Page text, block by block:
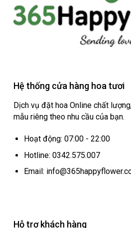
Hệ thống cửa hàng hoa tươi
Dịch vụ đặt hoa Online chất
mẫu riêng theo nhu cầu của bạn.
Hoạt động: 07:00 - 22:00
Hotline: 0342.575.007
Email:
Hỗ trợ khách hàng